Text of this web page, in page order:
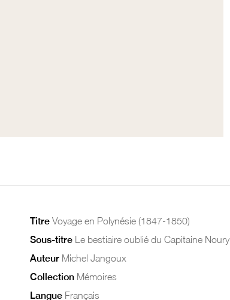
Titre Voyage en Polynésie (1847-1850)
Sous-titre Le bestiaire oublié du Capitaine Noury
Auteur Michel Jangoux
Collection Mémoires
Langue Français